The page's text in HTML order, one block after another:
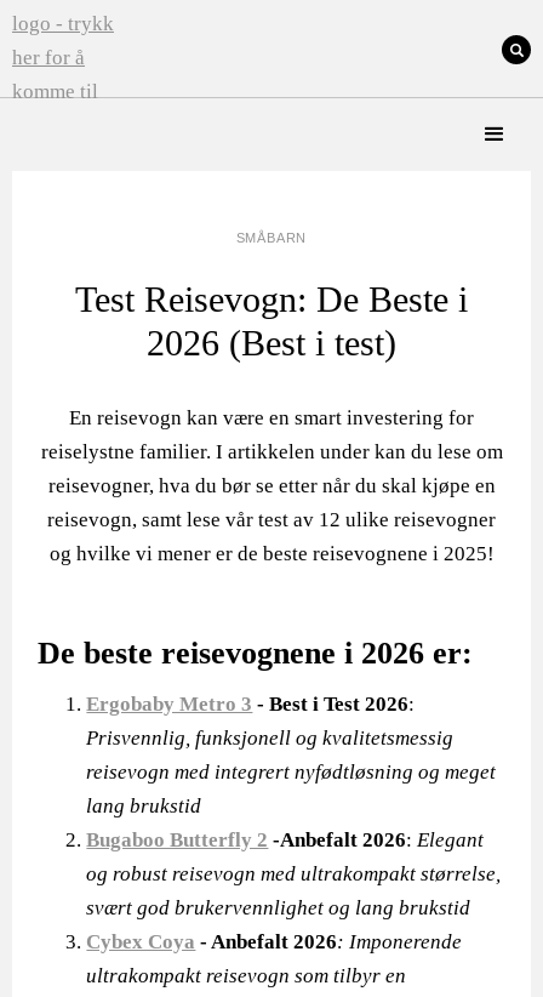
SMÅBARN
Test Reisevogn: De Beste i
2026 (Best i test)
En reisevogn kan være en smart investering for
reiselystne familier. I artikkelen under kan du lese om
reisevogner, hva du bør se etter når du skal kjøpe en
reisevogn, samt lese vår test av 12 ulike reisevogner
og hvilke vi mener er de beste reisevognene i 2025!
De beste reisevognene i 2026 er:
Ergobaby Metro 3 - Best i Test 2026:
Prisvennlig, funksjonell og kvalitetsmessig
reisevogn med integrert nyfødtløsning og meget
lang brukstid
Bugaboo Butterfly 2 -Anbefalt 2026:Elegant
og robust reisevogn med ultrakompakt størrelse,
svært god brukervennlighet og lang brukstid
Cybex Coya - Anbefalt 2026: Imponerende
ultrakompakt reisevogn som tilbyr en